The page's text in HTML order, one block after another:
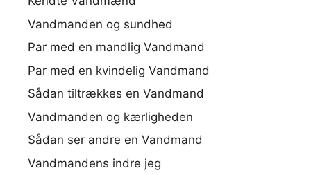
Vandmanden og sundhed
Par med en mandlig Vandmand
Par med en kvindelig Vandmand
Sådan tiltrækkes en Vandmand
Vandmanden og kærligheden
Sådan ser andre en Vandmand
Vandmandens indre jeg